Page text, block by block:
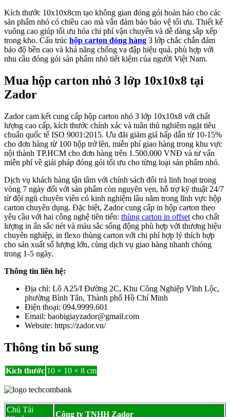
Kích thước 10x10x8cm tạo không gian đóng gói hoàn hảo cho các
sản phẩm nhỏ có chiều cao mà vẫn đảm bảo bảo vệ tối ưu. Thiết kế
vuông cao giúp tối ưu hóa chi phí vận chuyển và dễ dàng sắp xếp
trong kho. Cấu trúc hộp carton đóng hàng 3 lớp chắc chắn đảm
bảo độ bền cao và khả năng chống va đập hiệu quả, phù hợp với
nhu cầu đóng gói sản phẩm nhỏ tiết kiệm của người Việt Nam.
Mua hộp carton nhỏ 3 lớp 10x10x8 tại
Zador
Zador cam kết cung cấp hộp carton nhỏ 3 lớp 10x10x8 với chất
lượng cao cấp, kích thước chính xác và tuân thủ nghiêm ngặt tiêu
chuẩn quốc tế ISO 9001:2015. Ưu đãi giảm giá hấp dẫn từ 10-15%
cho đơn hàng từ 100 hộp trở lên, miễn phí giao hàng trong khu vực
nội thành TP.HCM cho đơn hàng trên 1.500.000 VNĐ và tư vấn
miễn phí về giải pháp đóng gói tối ưu cho từng loại sản phẩm nhỏ.
Dịch vụ khách hàng tận tâm với chính sách đổi trả linh hoạt trong
vòng 7 ngày đối với sản phẩm còn nguyên vẹn, hỗ trợ kỹ thuật 24/7
từ đội ngũ chuyên viên có kinh nghiệm lâu năm trong lĩnh vực hộp
carton chuyên dụng. Đặc biệt, Zador cung cấp in hộp carton theo
yêu cầu với hai công nghệ tiên tiến: thùng carton in offset cho chất
lượng in ấn sắc nét và màu sắc sống động phù hợp với thương hiệu
chuyên nghiệp, in flexo thùng carton với chi phí hợp lý thích hợp
cho sản xuất số lượng lớn, cùng dịch vụ giao hàng nhanh chóng
trong 1-5 ngày.
Thông tin liên hệ:
Địa chỉ: Lô A25/I Đường 2C, Khu Công Nghiệp Vĩnh Lộc,
phường Bình Tân, Thành phố Hồ Chí Minh
Điện thoại: 094.9999.601
Email: baobigiayzador@gmail.com
Website: https://zador.vn/
Thông tin bổ sung
Kích thước 10 × 10 × 8 cm
Chủ Tài
Công ty TNHH Zador